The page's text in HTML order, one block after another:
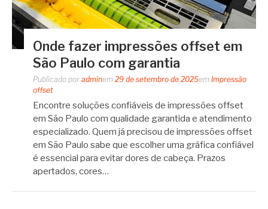
Onde fazer impressões offset em
São Paulo com garantia
Publicado por adminem 29 de setembro de 2025em Impressão
offset
Encontre soluções confiáveis de impressões offset
em São Paulo com qualidade garantida e atendimento
especializado. Quem já precisou de impressões offset
em São Paulo sabe que escolher uma gráfica confiável
é essencial para evitar dores de cabeça. Prazos
apertados, cores…